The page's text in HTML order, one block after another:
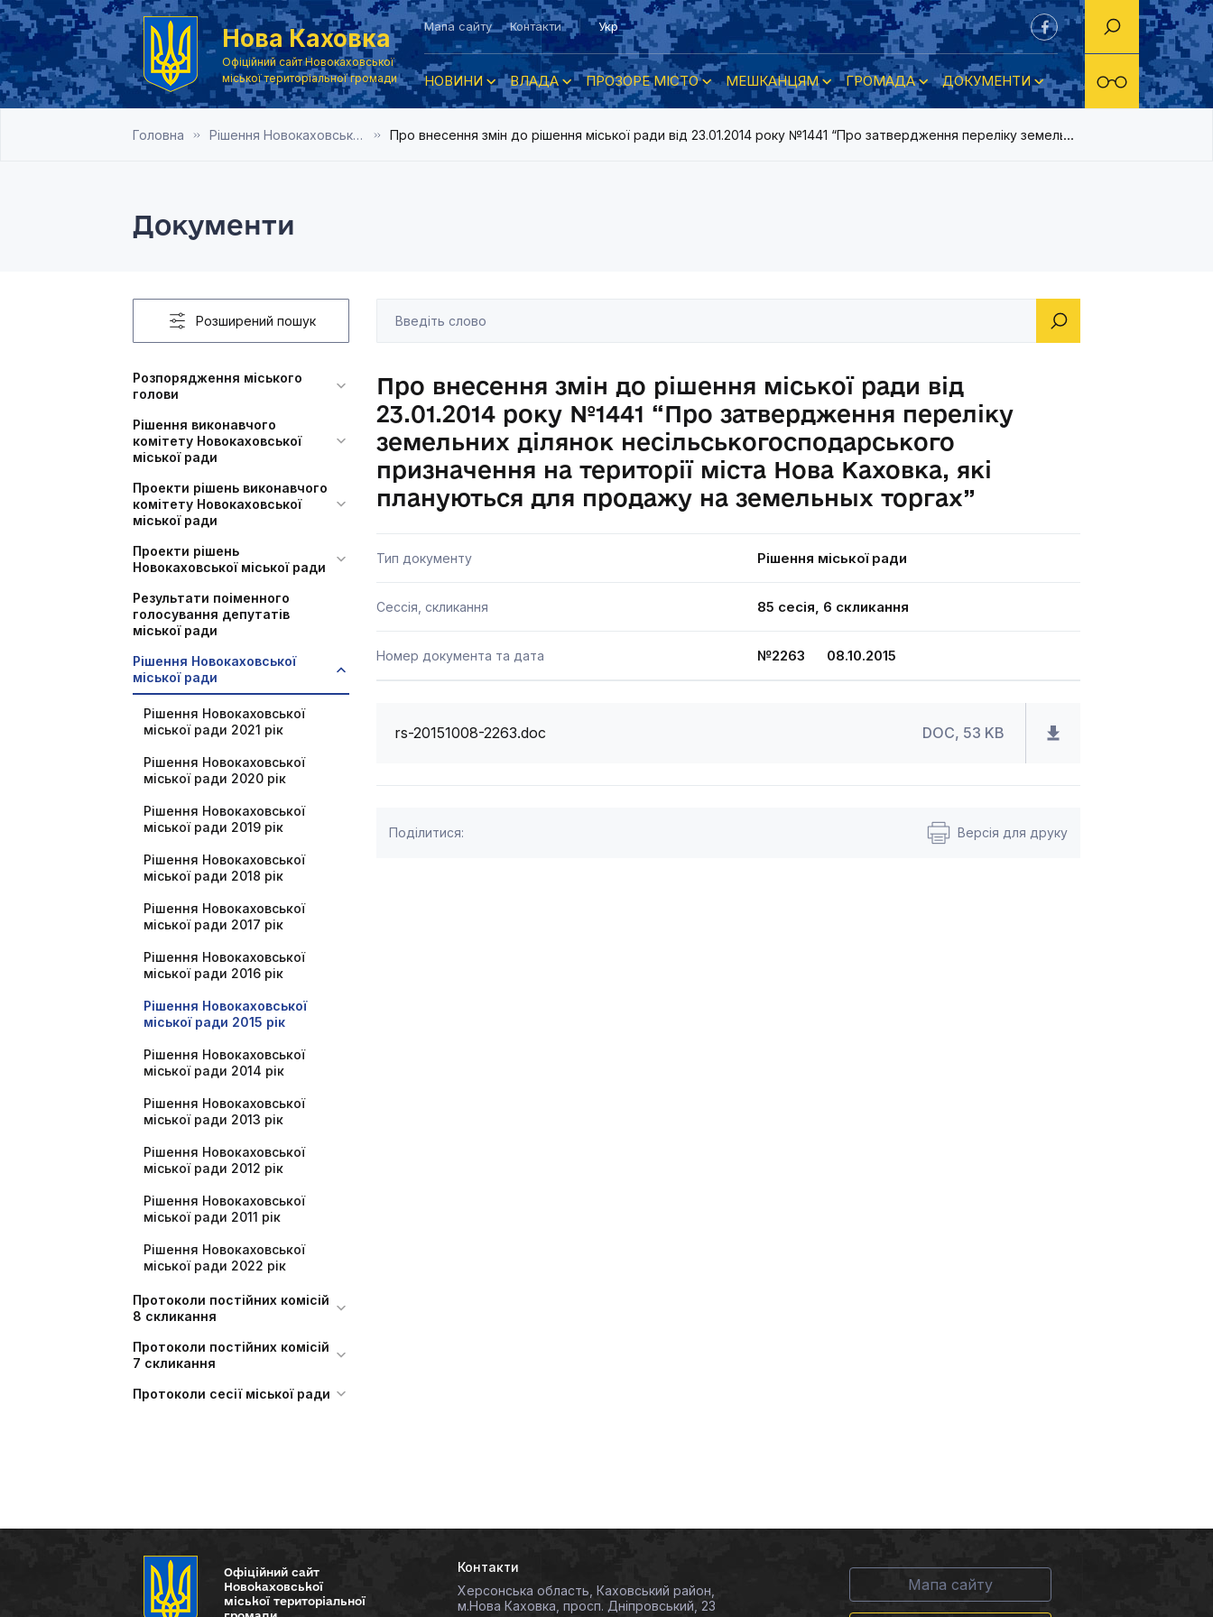
Нова Каховка
Офіційний сайт Новокаховської
міської територіальної громади
Мапа сайту Контакти Укр
НОВИНИ ВЛАДА ПРОЗОРЕ МІСТО МЕШКАНЦЯМ ГРОМАДА ДОКУМЕНТИ
Головна Рішення Новокаховської міської ради 2015 рік Про внесення змін до рішення міської ради від 23.01.2014 року №1441 “Про затвердження переліку земельних ділянок
Документи
Розширений пошук
Розпорядження міського
голови
Рішення виконавчого
комітету Новокаховської
міської ради
Проекти рішень виконавчого
комітету Новокаховської
міської ради
Проекти рішень
Новокаховської міської ради
Результати поіменного
голосування депутатів
міської ради
Рішення Новокаховської
міської ради
Рішення Новокаховської
міської ради 2021 рік
Рішення Новокаховської
міської ради 2020 рік
Рішення Новокаховської
міської ради 2019 рік
Рішення Новокаховської
міської ради 2018 рік
Рішення Новокаховської
міської ради 2017 рік
Рішення Новокаховської
міської ради 2016 рік
Рішення Новокаховської
міської ради 2015 рік
Рішення Новокаховської
міської ради 2014 рік
Рішення Новокаховської
міської ради 2013 рік
Рішення Новокаховської
міської ради 2012 рік
Рішення Новокаховської
міської ради 2011 рік
Рішення Новокаховської
міської ради 2022 рік
Протоколи постійних комісій
8 скликання
Протоколи постійних комісій
7 скликання
Протоколи сесії міської ради
Про внесення змін до рішення міської ради від
23.01.2014 року №1441 “Про затвердження переліку
земельних ділянок несільськогосподарського
призначення на території міста Нова Каховка, які
плануються для продажу на земельных торгах”
Тип документу Рішення міської ради
Сессія, скликання 85 сесія, 6 скликання
Номер документа та дата №2263 08.10.2015
rs-20151008-2263.doc DOC, 53 KB
Поділитися: Версія для друку
Офіційний сайт
Новокаховської
міської територіальної
Контакти
Херсонська область, Каховський район,
м.Нова Каховка, просп. Дніпровський, 23
Мапа сайту